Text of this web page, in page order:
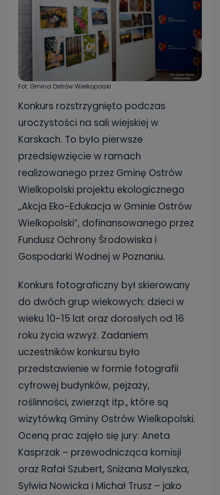
Fot. Gmina Ostrów Wielkopolski
Konkurs rozstrzygnięto podczas
uroczystości na sali wiejskiej w
Karskach. To było pierwsze
przedsięwzięcie w ramach
realizowanego przez Gminę Ostrów
Wielkopolski projektu ekologicznego
„Akcja Eko-Edukacja w Gminie Ostrów
Wielkopolski”, dofinansowanego przez
Fundusz Ochrony Środowiska i
Gospodarki Wodnej w Poznaniu.
Konkurs fotograficzny był skierowany
do dwóch grup wiekowych: dzieci w
wieku 10-15 lat oraz dorosłych od 16
roku życia wzwyż. Zadaniem
uczestników konkursu było
przedstawienie w formie fotografii
cyfrowej budynków, pejzaży,
roślinności, zwierząt itp., które są
wizytówką Gminy Ostrów Wielkopolski.
Oceną prac zajęło się jury: Aneta
Kasprzak – przewodnicząca komisji
oraz Rafał Szubert, Sniżana Małyszka,
Sylwia Nowicka i Michał Trusz – jako